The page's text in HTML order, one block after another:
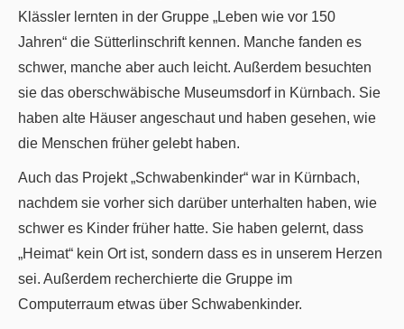
Klässler lernten in der Gruppe „Leben wie vor 150
Jahren“ die Sütterlinschrift kennen. Manche fanden es
schwer, manche aber auch leicht. Außerdem besuchten
sie das oberschwäbische Museumsdorf in Kürnbach. Sie
haben alte Häuser angeschaut und haben gesehen, wie
die Menschen früher gelebt haben.
Auch das Projekt „Schwabenkinder“ war in Kürnbach,
nachdem sie vorher sich darüber unterhalten haben, wie
schwer es Kinder früher hatte. Sie haben gelernt, dass
„Heimat“ kein Ort ist, sondern dass es in unserem Herzen
sei. Außerdem recherchierte die Gruppe im
Computerraum etwas über Schwabenkinder.